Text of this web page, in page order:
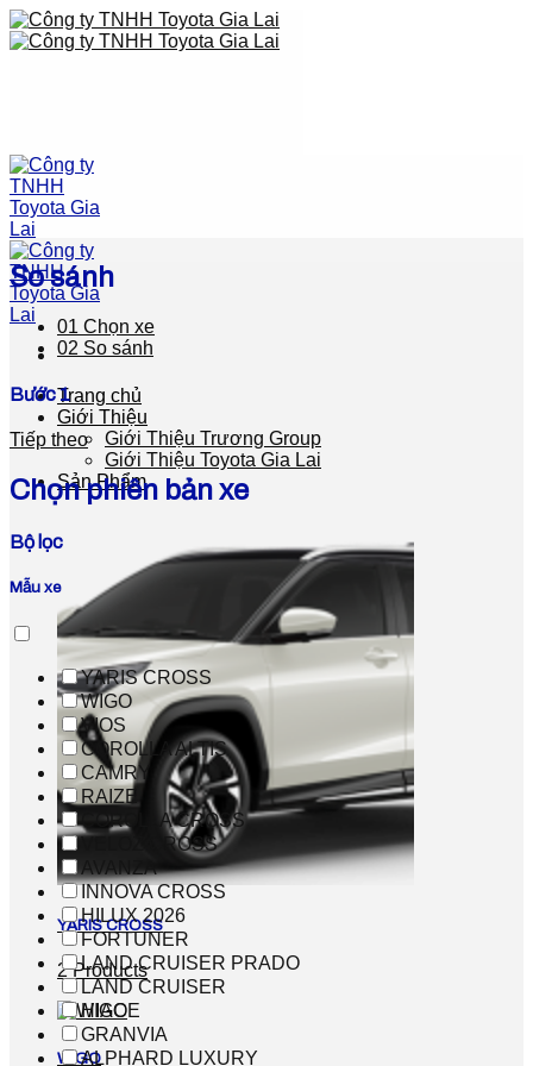
Skip
to
Trang chủ
Giới Thiệu
Giới Thiệu Trương Group
Giới Thiệu Toyota Gia Lai
Sản Phẩm
YARIS CROSS
2 Products
WIGO
So sánh
01 Chọn xe
02 So sánh
Bước 1
Tiếp theo
Chọn phiên bản xe
Bộ lọc
Mẫu xe
YARIS CROSS
WIGO
VIOS
COROLLA ALTIS
CAMRY
RAIZE
COROLLA CROSS
VELOZ CROSS
AVANZA
INNOVA CROSS
HILUX 2026
FORTUNER
LAND CRUISER PRADO
LAND CRUISER
HIACE
GRANVIA
ALPHARD LUXURY